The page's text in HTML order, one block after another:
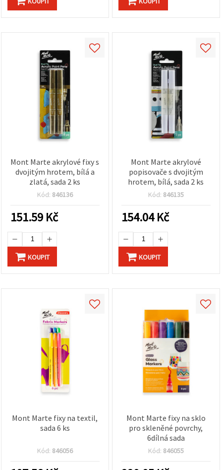
Mont Marte akrylové fixy s
dvojitým hrotem, bílá a
zlatá, sada 2 ks
Kód: 846136
151.59 Kč
KOUPIT
Mont Marte akrylové
popisovače s dvojitým
hrotem, bílá, sada 2 ks
Kód: 846135
154.04Kč
KOUPIT
Mont Marte fixy na textil,
sada 6 ks
Kód: 846056
Mont Marte fixy na sklo
pro skleněné povrchy,
6dílná sada
Kód: 846055